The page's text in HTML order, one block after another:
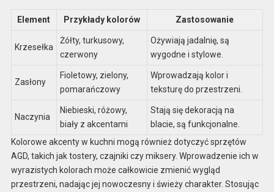
Element Przykłady kolorów Zastosowanie
Krzesełka
Żółty, turkusowy,
czerwony
Ożywiają jadalnię, są
wygodne i stylowe.
Zasłony
Fioletowy, zielony,
pomarańczowy
Wprowadzają kolor i
teksturę do przestrzeni.
Naczynia
Niebieski, różowy,
biały z akcentami
Stają się dekoracją na
blacie, są funkcjonalne.
Kolorowe akcenty w kuchni mogą również dotyczyć sprzętów
AGD, takich jak tostery, czajniki czy miksery. Wprowadzenie ich w
wyrazistych kolorach może całkowicie zmienić wygląd
przestrzeni, nadając jej nowoczesny i świeży charakter. Stosując